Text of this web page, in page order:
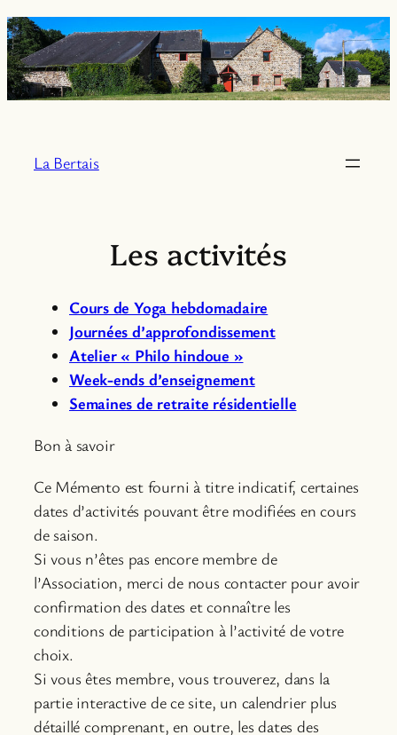
Aller
au
contenu
La Bertais
Les activités
Cours de Yoga hebdomadaire
Journées d’approfondissement
Atelier « Philo hindoue »
Week-ends d’enseignement
Semaines de retraite résidentielle
Bon à savoir
Ce Mémento est fourni à titre indicatif, certaines
dates d’activités pouvant être modifiées en cours
de saison.
Si vous n’êtes pas encore membre de
l’Association, merci de nous contacter pour avoir
confirmation des dates et connaître les
conditions de participation à l’activité de votre
choix.
Si vous êtes membre, vous trouverez, dans la
partie interactive de ce site, un calendrier plus
détaillé comprenant, en outre, les dates des